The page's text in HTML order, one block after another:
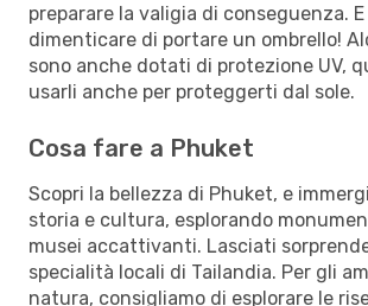
preparare la valigia di conseguenza.
dimenticare di portare un ombrello!
sono anche dotati di protezione UV,
usarli anche per proteggerti dal sole.
Cosa fare a Phuket
Scopri la bellezza di Phuket, e
storia e cultura, esplorando
musei accattivanti. Lasciati
specialità locali di Tailandia. Per gli
natura, consigliamo di esplorare le